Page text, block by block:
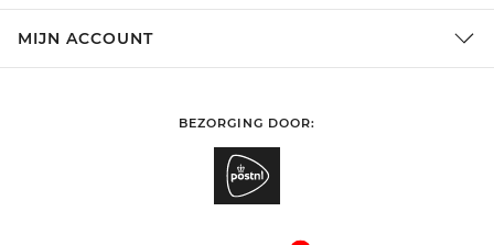
MIJN ACCOUNT
BEZORGING DOOR: